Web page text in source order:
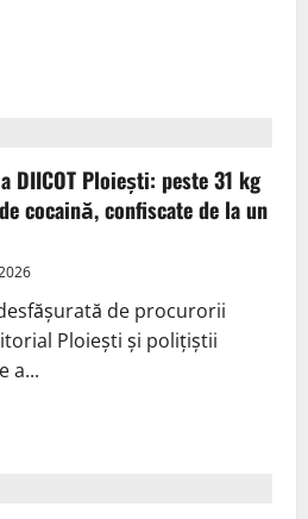
Ploiești: peste 31 kg
cocaină, confiscate de la un
de procurorii
Ploiești și polițiștii
a...